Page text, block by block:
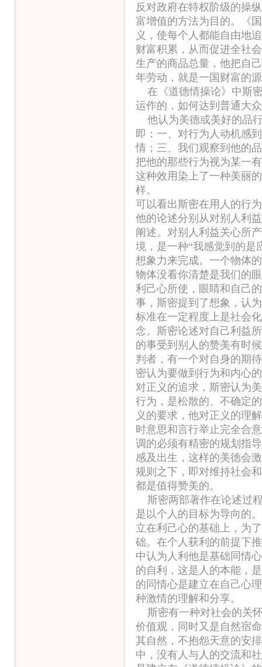
反对政府在特权阶级的操
富增值的方法为目的。《
义，使每个人都能自由地
财富积累，从而促进全社
生产的商品总量，他把自
年劳动，就是一国财富的
在《道德情操论》中斯
运作的，如何达到普通大
他认为美德或美好的品
即：一、对行为人动机感
情；三、我们观察到他的
把他的那些行为视为某一
这种效用染上了一种美丽
样。
可以看出斯密在用人的行
他的论述分别从对别人利
阐述。对别人利益关心所
境，是一种“我感觉到的是
想象力来完成。一个物体
物体没看你清楚是我们的
利己心所使，眼睛和自己
事，斯密提到了想象，认
标准在一定程度上是社会
念。斯密论述对自己利益
的事受到别人的赞美有时
判者，有一个对自身的期
密认为要做到行为和内心
对正义的追求，斯密认为
行为，是松散的、不确定
义的要求，他对正义的理
时意思和言行举止完全合
调的必须有精密的规划指
感及出生，这样的美德会
规则之下，即对维持社会
都是值得赞美的。
斯密两部著作在论述过
是以个人的目标为导向的
立在利己心的基础上，为
础。在个人获利的前提下
中认为人利他是基础同情
的自利，这是人的本能，
的同情心是建立在自己心
种激情的理解和分享。
斯密有一种对社会的关
价值观，同时又是自然宿
其自然，不抱怨天意的安
中，没有人与人的交流和